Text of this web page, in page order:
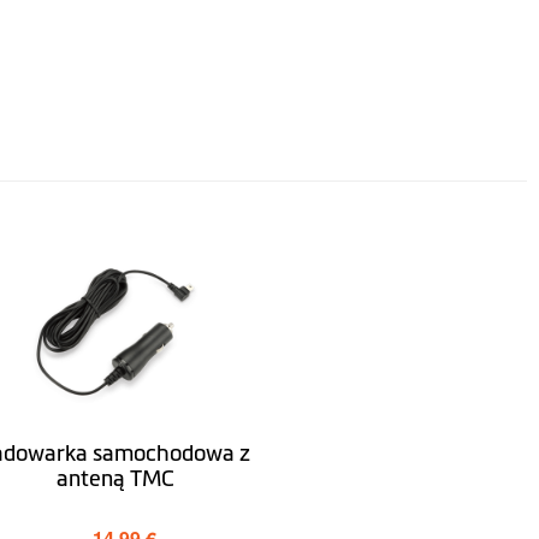
samochodowa z
anteną TMC